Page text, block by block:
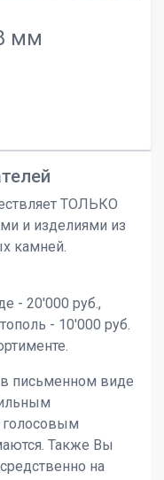
мм
ТОЛЬКО
и изделиями из
камней.
- 20'000 руб.,
- 10'000 руб.
письменном виде
Также Вы
на